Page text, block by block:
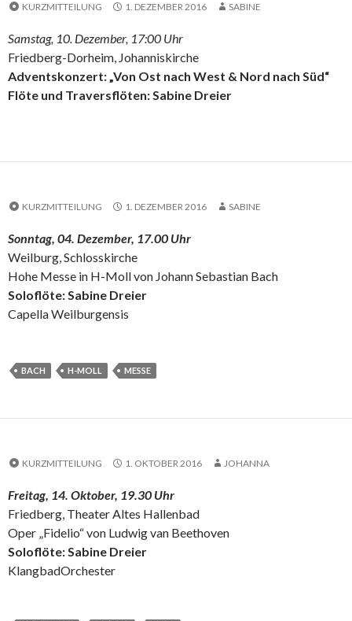
KURZMITTEILUNG 1. DEZEMBER 2016 SABINE
Samstag, 10. Dezember, 17:00 Uhr
Friedberg-Dorheim, Johanniskirche
Adventskonzert: „Von Ost nach West & Nord nach Süd“
Flöte und Traversflöten: Sabine Dreier
KURZMITTEILUNG 1. DEZEMBER 2016 SABINE
Sonntag, 04. Dezember, 17.00 Uhr
Weilburg, Schlosskirche
Hohe Messe in H-Moll von Johann Sebastian Bach
Soloflöte: Sabine Dreier
Capella Weilburgensis
BACH H-MOLL MESSE
KURZMITTEILUNG 1. OKTOBER 2016 JOHANNA
Freitag, 14. Oktober, 19.30 Uhr
Friedberg, Theater Altes Hallenbad
Oper „Fidelio“ von Ludwig van Beethoven
Soloflöte: Sabine Dreier
KlangbadOrchester